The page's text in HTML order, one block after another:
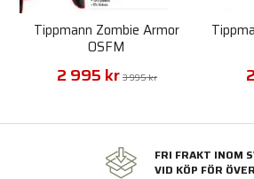
Tippmann Zombie Armor
OSFM
2 995 kr 3 995 kr
FRI FRAKT INOM
VID KÖP FÖR